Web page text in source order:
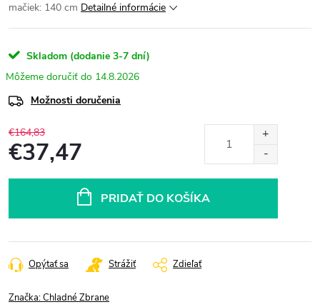
mačiek: 140 cm Detailné informácie
Skladom (dodanie 3-7 dní)
14.8.2026
Možnosti doručenia
€164,83
€37,47
PRIDAŤ DO KOŠÍKA
Opýtať sa Strážiť Zdieľať
Značka:Chladné Zbrane